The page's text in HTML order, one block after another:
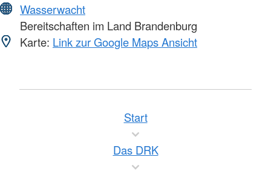
Wasserwacht
Bereitschaften im Land Brandenburg
Karte: Link zur Google Maps Ansicht
Start
Das DRK